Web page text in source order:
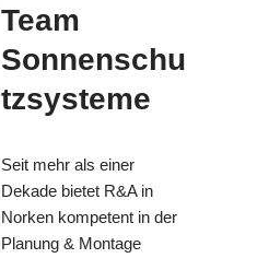
Team
Sonnenschu
tzsysteme
Seit mehr als einer
Dekade bietet R&A in
Norken kompetent in der
Planung & Montage